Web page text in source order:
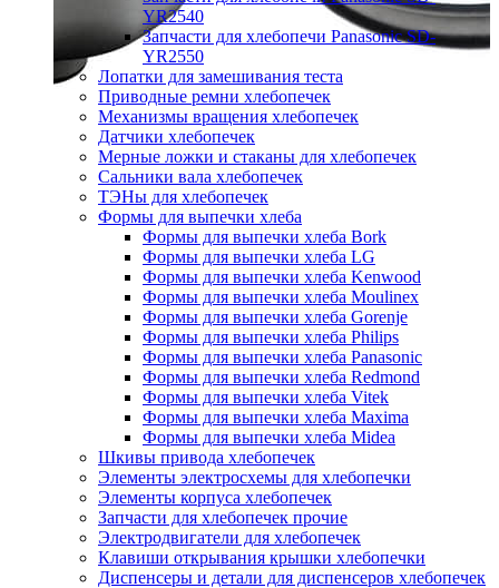
YR2540
Запчасти для хлебопечи Panasonic SD-
YR2550
Лопатки для замешивания теста
Приводные ремни хлебопечек
Механизмы вращения хлебопечек
Датчики хлебопечек
Мерные ложки и стаканы для хлебопечек
Сальники вала хлебопечек
ТЭНы для хлебопечек
Формы для выпечки хлеба
Формы для выпечки хлеба Bork
Формы для выпечки хлеба LG
Формы для выпечки хлеба Kenwood
Формы для выпечки хлеба Moulinex
Формы для выпечки хлеба Gorenje
Формы для выпечки хлеба Philips
Формы для выпечки хлеба Panasonic
Формы для выпечки хлеба Redmond
Формы для выпечки хлеба Vitek
Формы для выпечки хлеба Maxima
Формы для выпечки хлеба Midea
Шкивы привода хлебопечек
Элементы электросхемы для хлебопечки
Элементы корпуса хлебопечек
Запчасти для хлебопечек прочие
Электродвигатели для хлебопечек
Клавиши открывания крышки хлебопечки
Диспенсеры и детали для диспенсеров хлебопечек